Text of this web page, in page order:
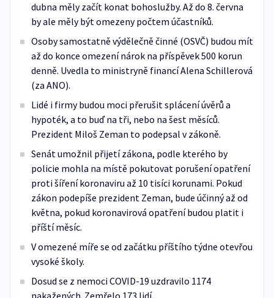
dubna měly začít konat bohoslužby. Až do 8. června
by ale měly být omezeny počtem účastníků.
Osoby samostatně výdělečně činné (OSVČ) budou mít
až do konce omezení nárok na příspěvek 500 korun
denně. Uvedla to ministryně financí Alena Schillerová
(za ANO).
Lidé i firmy budou moci přerušit splácení úvěrů a
hypoték, a to buď na tři, nebo na šest měsíců.
Prezident Miloš Zeman to podepsal v zákoně.
Senát umožnil přijetí zákona, podle kterého by
policie mohla na místě pokutovat porušení opatření
proti šíření koronaviru až 10 tisíci korunami. Pokud
zákon podepíše prezident Zeman, bude účinný až od
května, pokud koronavirová opatření budou platit i
příští měsíc.
V omezené míře se od začátku příštího týdne otevřou
vysoké školy.
Dosud se z nemoci COVID-19 uzdravilo 1174